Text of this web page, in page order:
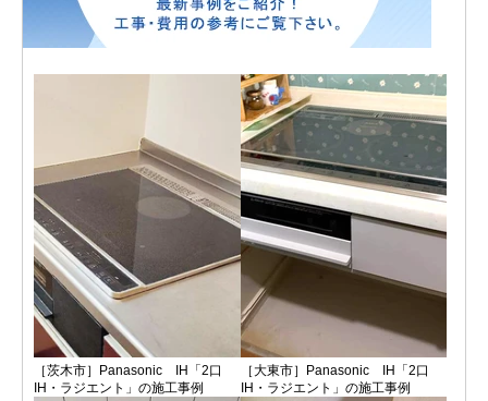
［茨木市］Panasonic IH「2口
IH・ラジエント」の施工事例
［大東市］Panasonic IH「2口
IH・ラジエント」の施工事例